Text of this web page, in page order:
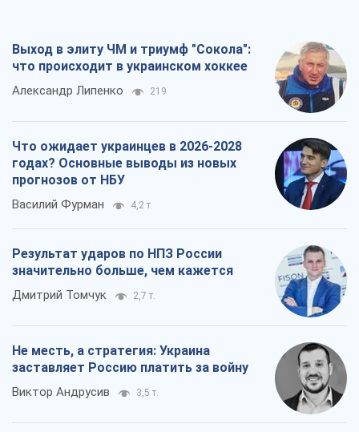
Выход в элиту ЧМ и триумф "Сокола":
что происходит в украинском хоккее
Александр Липенко 219
Что ожидает украинцев в 2026-2028
годах? Основные выводы из новых
прогнозов от НБУ
Василий Фурман 4,2 т.
Результат ударов по НПЗ России
значительно больше, чем кажется
Дмитрий Томчук 2,7 т.
Не месть, а стратегия: Украина
заставляет Россию платить за войну
Виктор Андрусив 3,5 т.